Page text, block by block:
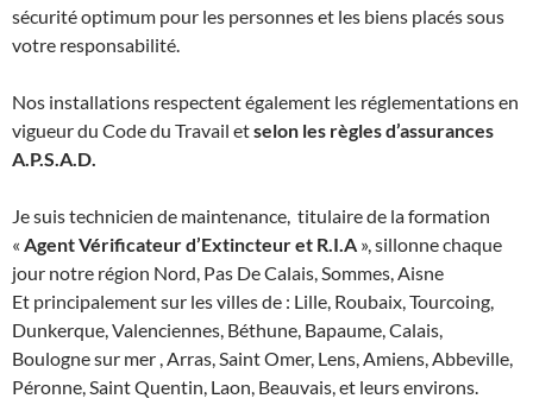
sécurité optimum pour les personnes et les biens placés sous
votre responsabilité.
Nos installations respectent également les réglementations en
vigueur du Code du Travail etselon les règles d’assurances
A.P.S.A.D.
Je suis technicien de maintenance, titulaire de la formation
« Agent Vérificateur d’Extincteur et R.I.A », sillonne chaque
jour notre région Nord, Pas De Calais, Sommes, Aisne
Et principalement sur les villes de : Lille, Roubaix, Tourcoing,
Dunkerque, Valenciennes, Béthune, Bapaume, Calais,
Boulogne sur mer , Arras, Saint Omer, Lens, Amiens, Abbeville,
Péronne, Saint Quentin, Laon, Beauvais, et leurs environs.